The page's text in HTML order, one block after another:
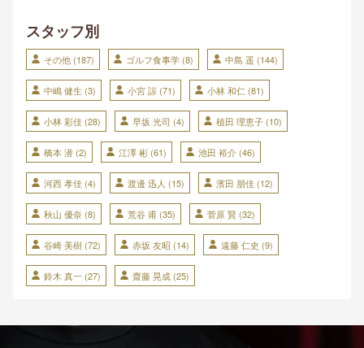
スタッフ別
その他 (187) ゴルフ食事学 (8) 中島 遥 (144)
中嶋 健生 (3) 小宮 諒 (71) 小林 和仁 (81)
小林 彩佳 (28) 早坂 光司 (4) 植田 理恵子 (10)
橋本 潜 (2) 江澤 彬 (61) 池田 裕介 (46)
河西 孝佳 (4) 渡邊 迅人 (15) 濱田 朋佳 (12)
秋山 優奈 (8) 荒谷 甫 (35) 菅原 賢 (32)
谷崎 美樹 (72) 赤坂 友昭 (14) 遠藤 仁史 (9)
鈴木 真一 (27) 齋藤 晃成 (25)